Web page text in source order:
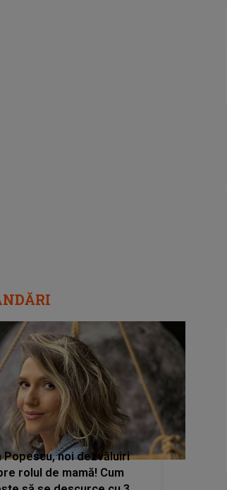
Popescu, noi dezvăluiri
rolul de mamă! Cum